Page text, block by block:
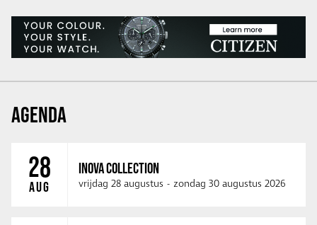
AGENDA
28
AUG
INOVA COLLECTION
vrijdag 28 augustus - zondag 30 augustus 2026